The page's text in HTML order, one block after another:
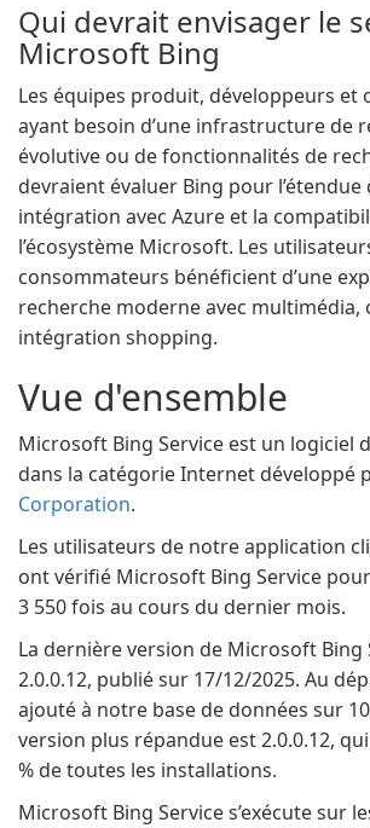
Qui devrait envisager le
Microsoft Bing
Les équipes produit, développeurs et
ayant besoin d’une infrastructure de
évolutive ou de fonctionnalités de
devraient évaluer Bing pour l’étendue
intégration avec Azure et la
l’écosystème Microsoft. Les
consommateurs bénéficient d’une
recherche moderne avec multimédia,
intégration shopping.
Vue d'ensemble
Microsoft Bing Service est un logiciel
dans la catégorie Internet développé
Corporation.
Les utilisateurs de notre application
ont vérifié Microsoft Bing Service
3 550 fois au cours du dernier mois.
La dernière version de Microsoft Bing
2.0.0.12, publié sur 17/12/2025. Au
ajouté à notre base de données sur
version plus répandue est 2.0.0.12,
% de toutes les installations.
Microsoft Bing Service s’exécute sur